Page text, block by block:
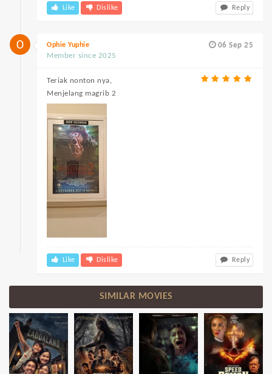
Like Dislike Reply
06 Sep 25
Ophie Yuphie
Member since 2025
Teriak nonton nya,
Menjelang magrib 2
Like Dislike Reply
SIMILAR MOVIES